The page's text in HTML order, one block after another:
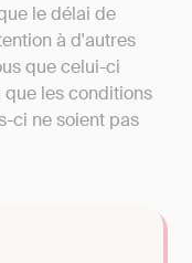
le délai de
à d'autres
que celui-ci
les conditions
ci ne soient pas